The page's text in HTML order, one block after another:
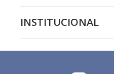
INSTITUCIONAL